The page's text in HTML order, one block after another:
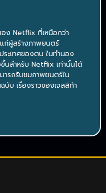
ง Netflix ที่เหนือกว่า
ก่ผู้สร้างภาพยนตร์
ะเทศของตน ในทำนอง
นสำหรับ Netflix เท่านั้นได้
ารถรับชมภาพยนตร์ใน
บ เรื่องราวของเจสสิก้า